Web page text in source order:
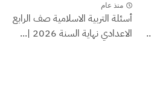
منذ عام
أسئلة التربية الاسلامية صف الرابع
الاعدادي نهاية السنة 2026 |...